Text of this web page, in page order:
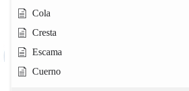
Cola
Cresta
Escama
Cuerno